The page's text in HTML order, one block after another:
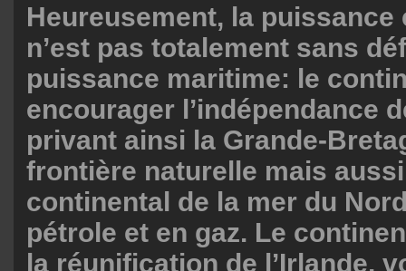
Heureusement, la puissance
n’est pas totalement sans
puissance maritime: le
encourager l’indépendance
privant ainsi la Grande-
frontière naturelle mais
continental de la mer du
pétrole et en gaz. Le
la réunification de l’Irlande,